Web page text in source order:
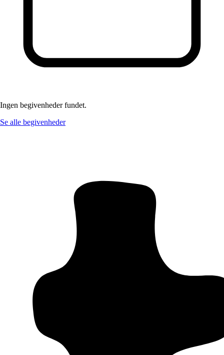
Ingen begivenheder fundet.
Se alle begivenheder